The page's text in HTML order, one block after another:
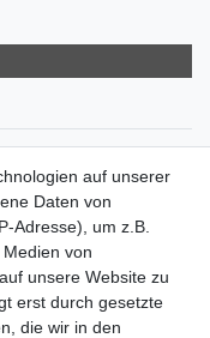
auf unserer
Daten von
Adresse), um z.B.
von
unsere Website zu
erst durch gesetzte
die wir in den